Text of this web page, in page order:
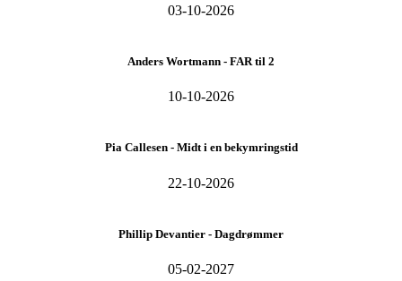
03-10-2026
Anders Wortmann - FAR til 2
10-10-2026
Pia Callesen - Midt i en bekymringstid
22-10-2026
Phillip Devantier - Dagdrømmer
05-02-2027